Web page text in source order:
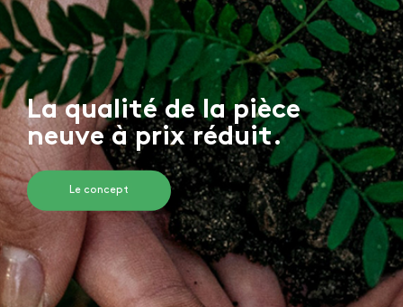
La qualité de la pièce
neuve à prix réduit.
Le concept